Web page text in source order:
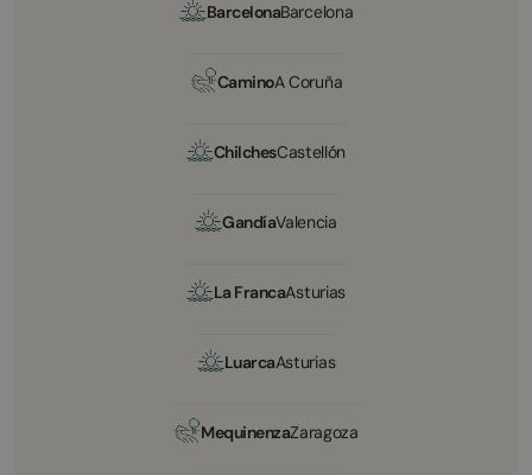
BarcelonaBarcelona
CaminoA Coruña
ChilchesCastellón
GandíaValencia
La FrancaAsturias
LuarcaAsturias
MequinenzaZaragoza